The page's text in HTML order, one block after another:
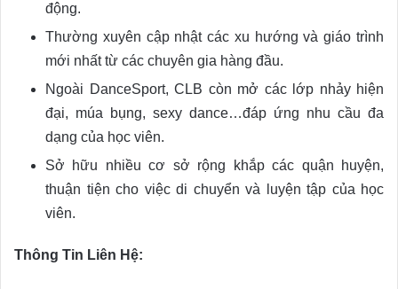
động.
Thường xuyên cập nhật các xu hướng và giáo trình
mới nhất từ các chuyên gia hàng đầu.
Ngoài DanceSport, CLB còn mở các lớp nhảy hiện
đại, múa bụng, sexy dance…đáp ứng nhu cầu đa
dạng của học viên.
Sở hữu nhiều cơ sở rộng khắp các quận huyện,
thuận tiện cho việc di chuyển và luyện tập của học
viên.
Thông Tin Liên Hệ: